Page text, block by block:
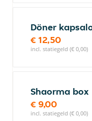
Döner
€ 12,50
incl. statiegeld (€ 0,00)
Shaorma box
€ 9,00
incl. statiegeld (€ 0,00)